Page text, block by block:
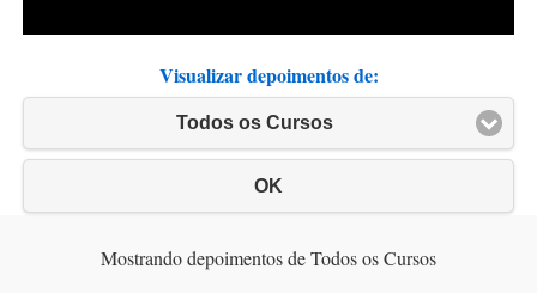
Visualizar depoimentos de:
Todos os Cursos
OK
Mostrando depoimentos de Todos os Cursos